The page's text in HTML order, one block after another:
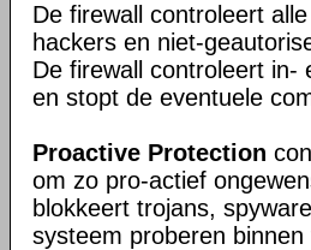
De firewall controleert
hackers en niet-
De firewall controleert in-
en stopt de eventuele
Proactive Protection
om zo pro-actief
blokkeert trojans,
systeem proberen